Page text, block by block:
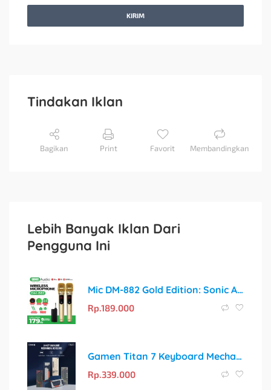
KIRIM
Tindakan Iklan
Bagikan Print Favorit Membandingkan
Lebih Banyak Iklan Dari
Pengguna Ini
Mic DM-882 Gold Edition: Sonic Audio Profesional untuk Meeting, Conference, dan Karaoke
Rp.189.000
Gamen Titan 7 Keyboard Mechanical Gaming: Rasakan Sensasi Kemenangan!
Rp.339.000